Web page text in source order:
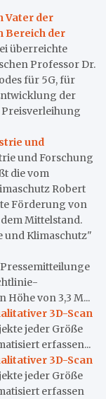
Vater der
Bereich der
überreichte
Professor Dr.
für 5G, für
der
und
und Forschung
die vom
Robert
Förderung von
Mittelstand.
und Klimaschutz"
von 3,3 M...
3D-Scan
jeder Größe
erfassen...
3D-Scan
jeder Größe
erfassen